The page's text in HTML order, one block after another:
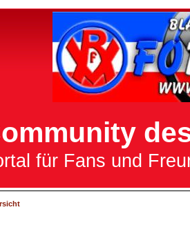
für Fans und